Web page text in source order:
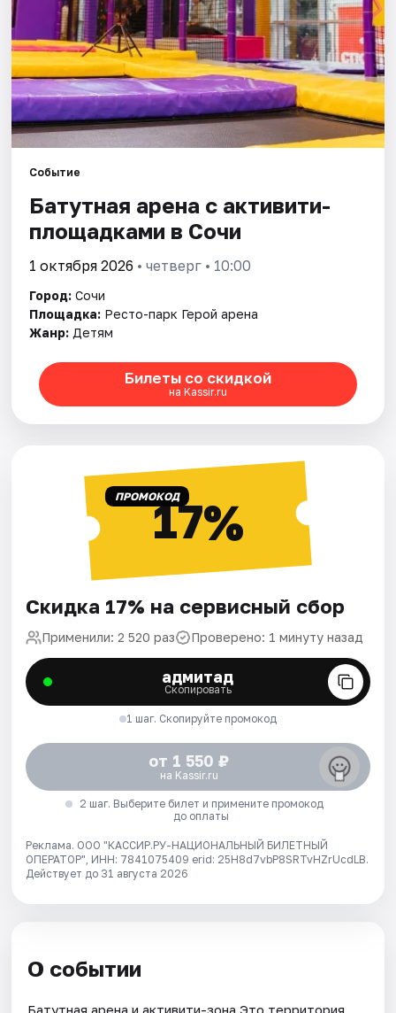
Событие
Батутная арена с активити-
площадками в Сочи
1 октября 2026 • четверг • 10:00
Город: Сочи
Площадка: Ресто-парк Герой арена
Жанр: Детям
Билеты со скидкой
на Kassir.ru
ПРОМОКОД17%
Скидка 17% на сервисный сбор
Применили: 2 520 раз Проверено: 1 минуту назад
адмитад
Скопировать
1 шаг. Скопируйте промокод
от 1 550 ₽
на Kassir.ru
2 шаг. Выберите билет и примените промокод
до оплаты
Реклама. ООО "КАССИР.РУ-НАЦИОНАЛЬНЫЙ БИЛЕТНЫЙ
ОПЕРАТОР", ИНН: 7841075409 erid: 25H8d7vbP8SRTvHZrUcdLB.
Действует до 31 августа 2026
О событии
Батутная арена и активити-зона Это территория